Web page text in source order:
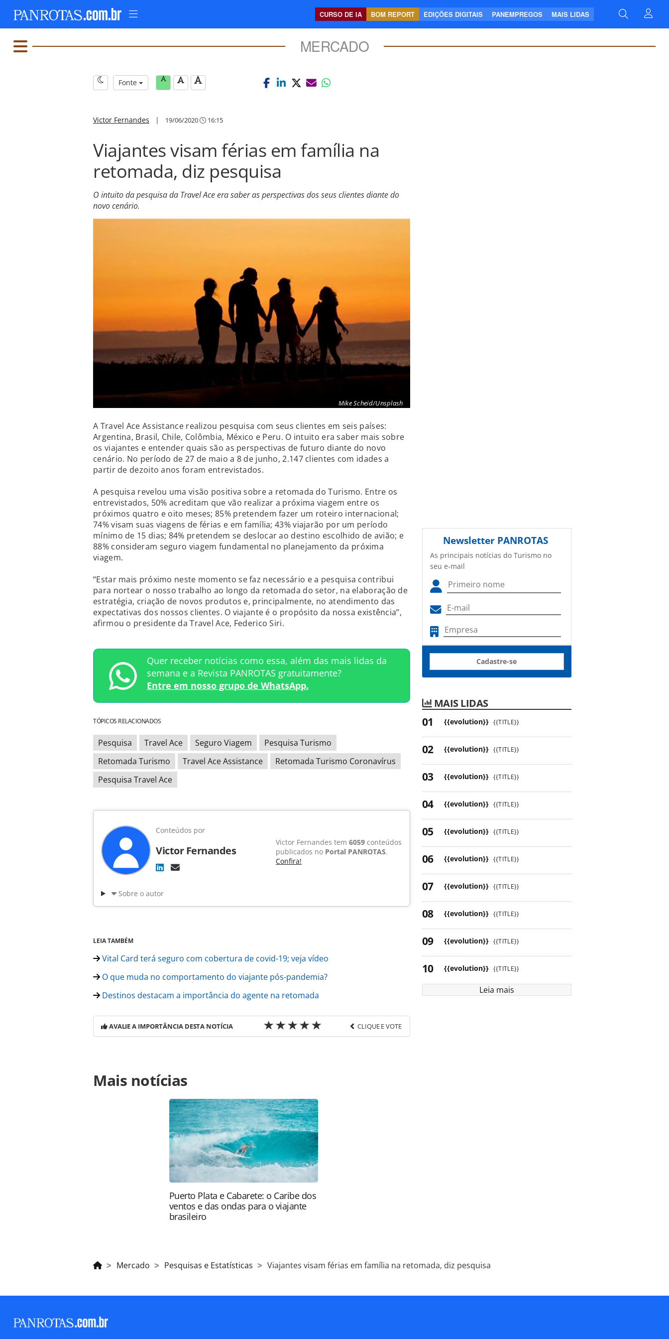
CURSO DE IA BOM REPORT EDIÇÕES DIGITAIS PANEMPREGOS MAIS LIDAS
MERCADO
Fonte
Victor Fernandes | 19/06/2020 16:15
Viajantes visam férias em família na
retomada, diz pesquisa
O intuito da pesquisa da Travel Ace era saber as perspectivas dos seus clientes diante do
novo cenário.
Mike Scheid/Unsplash
A Travel Ace Assistance realizou pesquisa com seus clientes em seis países:
Argentina, Brasil, Chile, Colômbia, México e Peru. O intuito era saber mais sobre
os viajantes e entender quais são as perspectivas de futuro diante do novo
cenário. No período de 27 de maio a 8 de junho, 2.147 clientes com idades a
partir de dezoito anos foram entrevistados.
A pesquisa revelou uma visão positiva sobre a retomada do Turismo. Entre os
entrevistados, 50% acreditam que vão realizar a próxima viagem entre os
próximos quatro e oito meses; 85% pretendem fazer um roteiro internacional;
74% visam suas viagens de férias e em família; 43% viajarão por um período
mínimo de 15 dias; 84% pretendem se deslocar ao destino escolhido de avião; e
88% consideram seguro viagem fundamental no planejamento da próxima
viagem.
“Estar mais próximo neste momento se faz necessário e a pesquisa contribui
para nortear o nosso trabalho ao longo da retomada do setor, na elaboração de
estratégia, criação de novos produtos e, principalmente, no atendimento das
expectativas dos nossos clientes. O viajante é o propósito da nossa existência”,
afirmou o presidente da Travel Ace, Federico Siri.
Quer receber notícias como essa, além das mais lidas da
semana e a Revista PANROTAS gratuitamente?
Entre em nosso grupo de WhatsApp.
TÓPICOS RELACIONADOS
Pesquisa Travel Ace Seguro Viagem
Pesquisa Turismo
Retomada Turismo
Travel Ace Assistance
Retomada Turismo Coronavírus
Pesquisa Travel Ace
Conteúdos por
Victor Fernandes
Victor Fernandes tem 6059 conteúdos
publicados no Portal PANROTAS.
Confira!
Sobre o autor
LEIA TAMBÉM
Vital Card terá seguro com cobertura de covid-19; veja vídeo
O que muda no comportamento do viajante pós-pandemia?
Destinos destacam a importância do agente na retomada
AVALIE A IMPORTÂNCIA DESTA NOTÍCIA CLIQUE E VOTE
https://www.panrotas.com.br/mercado/pesquisas-e-estatisticas/2020/06/viajantes-
visam-ferias-em-familia-na-retomada-diz-pesquisa_174483.html ou as ferramentas
oferecidas na página. Todo o conteúdo produzido pela PANROTAS Editora é protegido
pela legislação brasileira sobre direito autoral. Não reproduza o conteúdo sem
autorização da PANROTAS Editora (copyright@panrotas.com.br).
Mais notícias
Puerto Plata e Cabarete: o Caribe dos
ventos e das ondas para o viajante
brasileiro
Newsletter PANROTAS
As principais notícias do Turismo no
seu e-mail
Cadastre-se
MAIS LIDAS
{{evolution}} {{TITLE}}
{{evolution}} {{TITLE}}
{{evolution}} {{TITLE}}
{{evolution}} {{TITLE}}
{{evolution}} {{TITLE}}
{{evolution}} {{TITLE}}
{{evolution}} {{TITLE}}
{{evolution}} {{TITLE}}
{{evolution}} {{TITLE}}
{{evolution}} {{TITLE}}
Leia mais
Mercado Pesquisas e Estatísticas Viajantes visam férias em família na retomada, diz pesquisa